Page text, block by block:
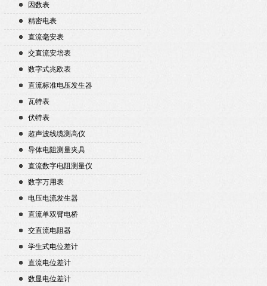
因数表
精密电表
直流毫安表
交直流安培表
数字式兆欧表
直流标准电压发生器
瓦特表
伏特表
超声波线缆测高仪
导体电阻测量夹具
直流数字电阻测量仪
数字万用表
电压电流发生器
直流单双臂电桥
交直流电阻器
学生式电位差计
直流电位差计
数显电位差计